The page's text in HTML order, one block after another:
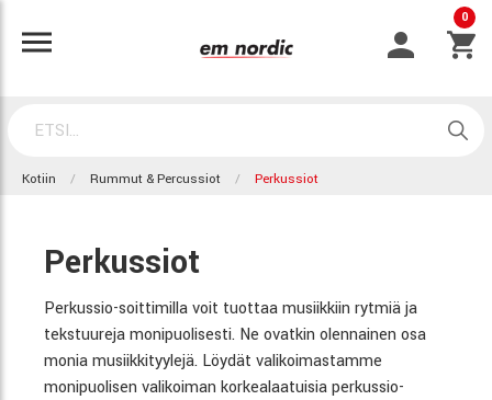
0
Kotiin Rummut & Percussiot Perkussiot
Perkussiot
Perkussio-soittimilla voit tuottaa musiikkiin rytmiä ja
tekstuureja monipuolisesti. Ne ovatkin olennainen osa
monia musiikkityylejä. Löydät valikoimastamme
monipuolisen valikoiman korkealaatuisia perkussio-